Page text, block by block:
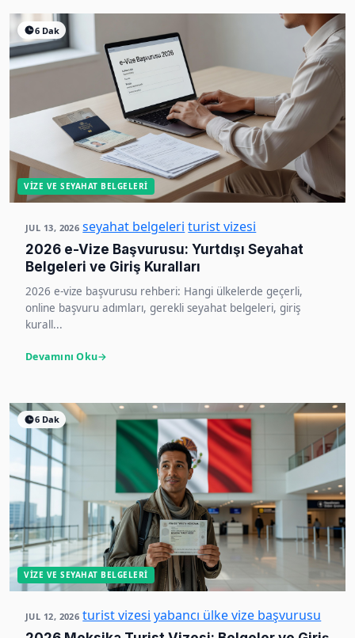
6 Dak
VIZE VE SEYAHAT BELGELERI
JUL 13, 2026 seyahat belgeleri turist vizesi
2026 e-Vize Başvurusu: Yurtdışı Seyahat
Belgeleri ve Giriş Kuralları
2026 e-vize başvurusu rehberi: Hangi ülkelerde geçerli,
online başvuru adımları, gerekli seyahat belgeleri, giriş
kurall...
Devamını Oku
6 Dak
VIZE VE SEYAHAT BELGELERI
JUL 12, 2026 turist vizesi yabancı ülke vize başvurusu